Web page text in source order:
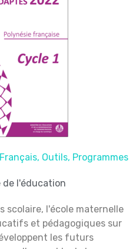
Français, Outils, Programmes
de l'éducation
scolaire, l'école maternelle
et pédagogiques sur
les futurs